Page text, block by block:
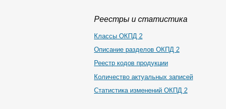
Реестры и статистика
Классы ОКПД 2
Описание разделов ОКПД 2
Реестр кодов продукции
Количество актуальных записей
Статистика изменений ОКПД 2